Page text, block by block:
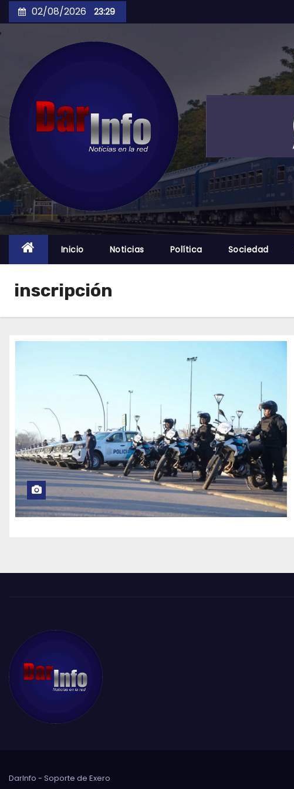
to
02/08/2026 23:29
Inicio Noticias Política Sociedad
inscripción
DarInfo - Soporte de Exero